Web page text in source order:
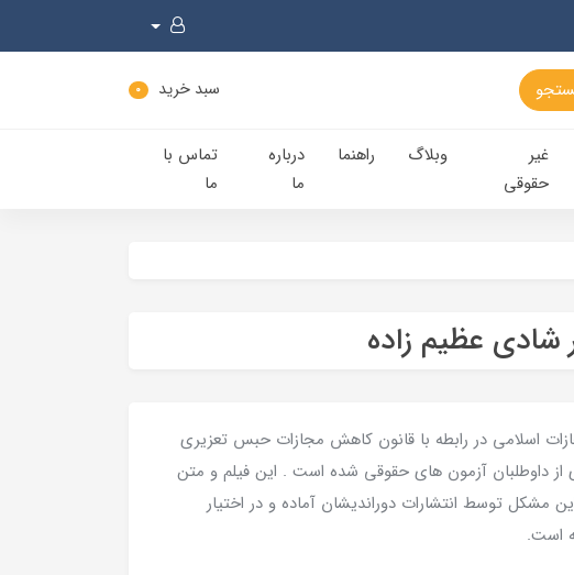
سبد خرید 0
غیر
حقوقی
وبلاگ راهنما
درباره
ما
تماس با
ما
شادی عظیم زاده
اسلامی در رابطه با قانون کاهش مجازات حبس تعزیری
از داوطلبان آزمون های حقوقی شده است . این فیلم و متن
مشکل توسط انتشارات دوراندیشان آماده و در اختیار
است.